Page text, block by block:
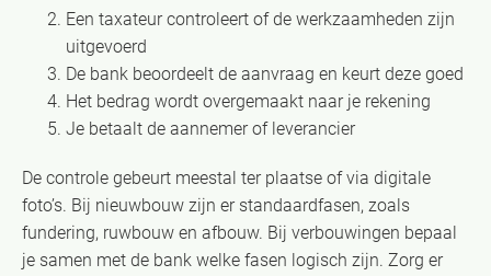
Een taxateur controleert of de werkzaamheden zijn
uitgevoerd
De bank beoordeelt de aanvraag en keurt deze goed
Het bedrag wordt overgemaakt naar je rekening
Je betaalt de aannemer of leverancier
De controle gebeurt meestal ter plaatse of via digitale
foto’s. Bij nieuwbouw zijn er standaardfasen, zoals
fundering, ruwbouw en afbouw. Bij verbouwingen bepaal
je samen met de bank welke fasen logisch zijn. Zorg er